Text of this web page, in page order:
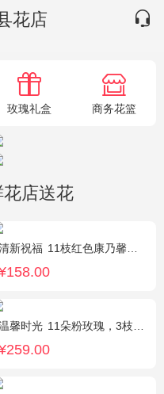
花店
玫瑰礼盒 商务花篮
店送花
新祝福 11枝红色康乃馨，搭配黄莺栀子叶适量
馨时光 11朵粉玫瑰，3枝多头粉百合，黄莺搭配